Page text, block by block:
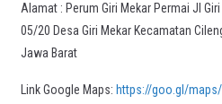
Alamat : Perum Giri Mekar Permai Jl
05/20 Desa Giri Mekar Kecamatan
Jawa Barat
Link Google Maps: https://goo.gl/